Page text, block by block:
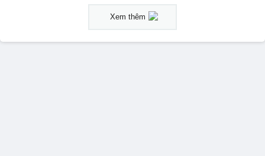
Xem thêm